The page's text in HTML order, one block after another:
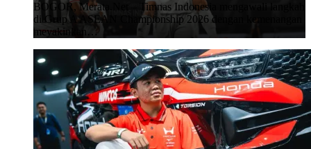
BOGOR, Merata.Net – Timnas Indonesia mengawali langkah
di Grup A ASEAN Championship 2026 dengan kemenangan
meyakinkan…